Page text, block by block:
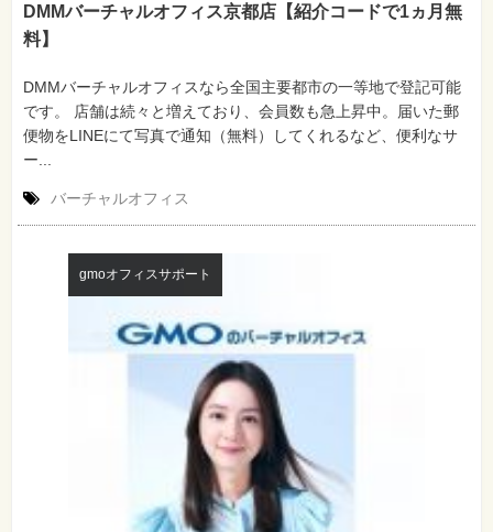
DMMバーチャルオフィス京都店【紹介コードで1ヵ月無
料】
DMMバーチャルオフィスなら全国主要都市の一等地で登記可能
です。 店舗は続々と増えており、会員数も急上昇中。届いた郵
便物をLINEにて写真で通知（無料）してくれるなど、便利なサ
ー...
バーチャルオフィス
gmoオフィスサポート